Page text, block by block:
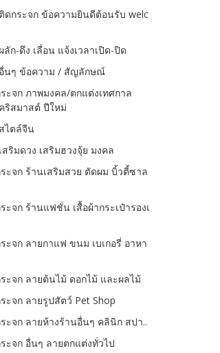
ดกระจก ข้อความยินดีต้อนรับ welc
ลัก-ดึง เลื่อน แจ้งเวลาเปิด-ปิด
นๆ ข้อความ / สัญลักษณ์
ะจก ภาพมงคล/ตกแต่งเทศกาล
ริสมาสต์ ปีใหม่
ไตล์จีน
สริมดวง เสริมฮวงจุ้ย มงคล
ะจก ร้านเสริมสวย ตัดผม บิ้วตี้ซาล
ะจก ร้านแฟชั่น เสื้อผ้ากระเป๋ารองเ
ะจก ลายกาแฟ ขนม เบเกอรี่ อาหา
ะจก ลายต้นไม้ ดอกไม้ และผลไม้
ะจก ลายรูปสัตว์ Pet Shop
ะจก ลายห้างร้านอื่นๆ คลินิก สปา..
ะจก อื่นๆ ลายตกแต่งทั่วไป